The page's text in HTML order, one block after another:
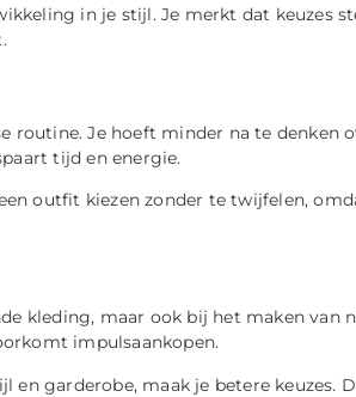
in je stijl. Je merkt dat keuzes
routine. Je hoeft minder na te denken
tijd en energie.
outfit kiezen zonder te twijfelen,
kleding, maar ook bij het maken van
impulsaankopen.
en garderobe, maak je betere keuzes.